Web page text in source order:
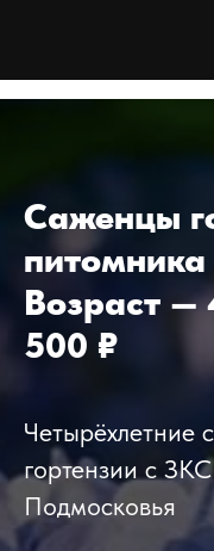
Саженцы
Возраст —
500 ₽
Четырёхлетние
гортензии с
Подмосковья